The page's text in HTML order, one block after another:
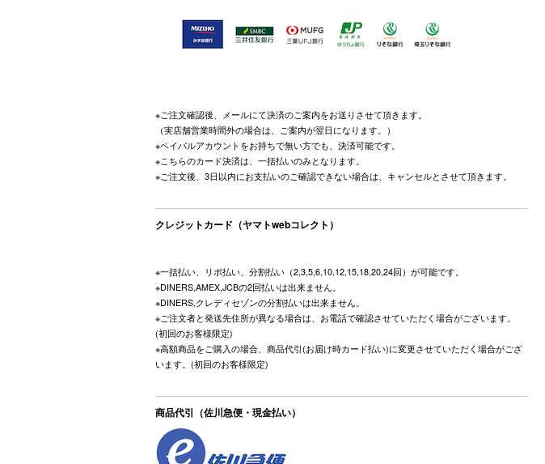
※ご注文確認後、メールにて決済のご案内をお送りさせて頂きます。
（実店舗営業時間外の場合は、ご案内が翌日になります。）
※ペイパルアカウントをお持ちで無い方でも、決済可能です。
※こちらのカード決済は、一括払いのみとなります。
※ご注文後、3日以内にお支払いのご確認できない場合は、キャンセルとさせて頂きます。
クレジットカード（ヤマトwebコレクト）
※一括払い、リボ払い、分割払い（2,3,5,6,10,12,15,18,20,24回）が可能です。
※DINERS,AMEX,JCBの2回払いは出来ません。
※DINERS,クレディセゾンの分割払いは出来ません。
※ご注文者と発送先住所が異なる場合は、お電話で確認させていただく場合がございます。
(初回のお客様限定)
※高額商品をご購入の場合、商品代引(お届け時カード払い)に変更させていただく場合がござ
います。(初回のお客様限定)
商品代引（佐川急便・現金払い）